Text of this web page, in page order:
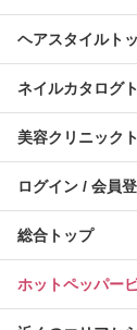
ヘアスタイルト
ネイルカタログ
美容クリニック
ログイン / 会員
総合トップ
ホットペッパー